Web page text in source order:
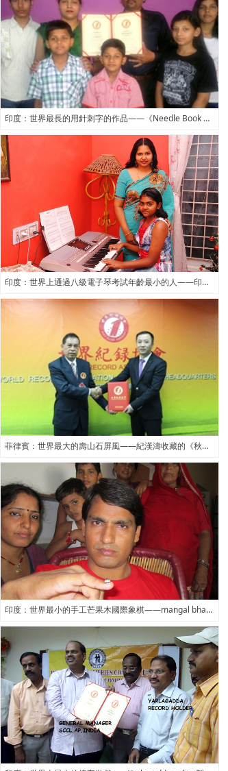
印度：世界最長的用針刺字的作品——《Needle Book with 2 Lakhs Holes》
印度：世界上通過八級電子琴考試年齡最小的人——印度Rebecca Sheila Doss
菲律賓：世界最大的壽山石屏風——紀漢濤收藏的《秋山萬水白鶴滿堂》壽山石屏風
印度：世界最小的手工芒果木國際象棋——mangal bhadala製作的微型芒果木國際象棋